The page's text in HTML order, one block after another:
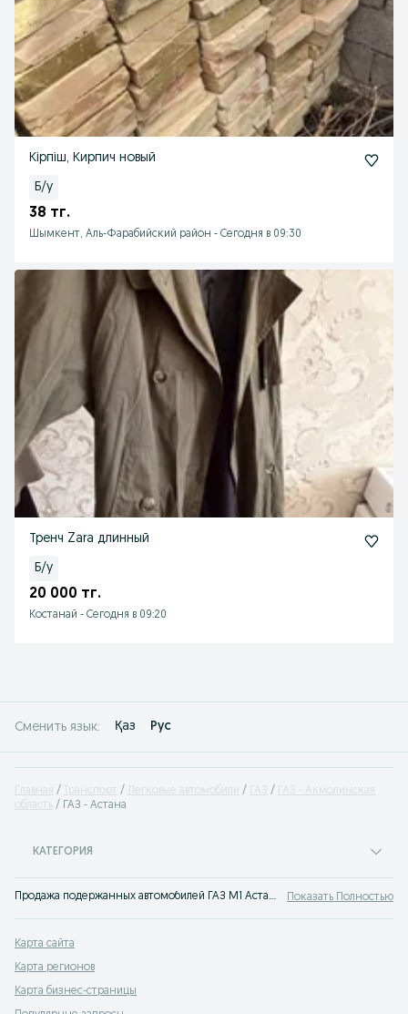
Кірпіш, Кирпич новый
Б/у
38 тг.
Шымкент, Аль-Фарабийский район - Сегодня в 09:30
Тренч Zara длинный
Б/у
20 000 тг.
Костанай - Сегодня в 09:20
Сменить язык: Қаз Рус
Главная Транспорт Легковые автомобили ГАЗ
ГАЗ - Акмолинская
область
ГАЗ - Астана
КАТЕГОРИЯ
Продажа подержанных автомобилей ГАЗ М1 Астана. На популярном сервисе объявлений OLX Астана вы легко сможете купить ГАЗ М1 или просто узнать цены на авто с пробегом. Твой автомобиль ждет тебя на OLX! Показать Полностью
Карта сайта
Карта регионов
Карта бизнес-страницы